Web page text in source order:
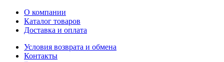
О компании
Каталог товаров
Доставка и оплата
Условия возврата и обмена
Контакты